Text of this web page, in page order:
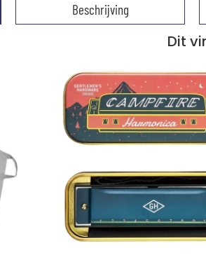
Beschrijving
Dit